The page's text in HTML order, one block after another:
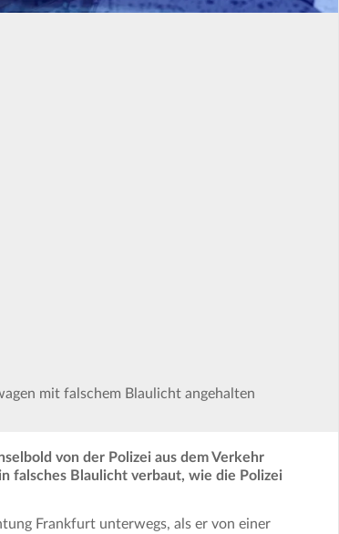
mit falschem Blaulicht angehalten
von der Polizei aus dem Verkehr
falsches Blaulicht verbaut, wie die Polizei
Frankfurt unterwegs, als er von einer